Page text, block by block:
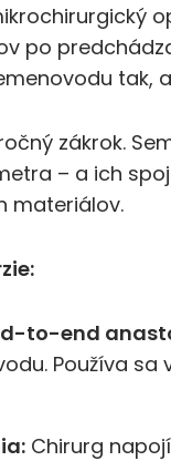
po
tak,
zákrok.
– a ich
materiálov.
to-end
Používa
Chirurg